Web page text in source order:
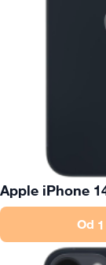
Apple iPhone
Od